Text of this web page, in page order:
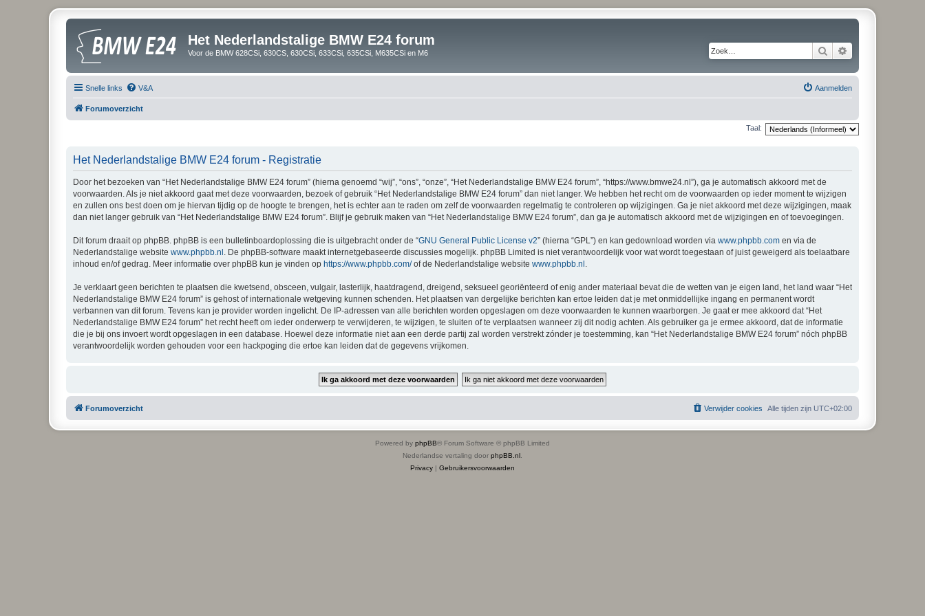
Het Nederlandstalige BMW E24 forum
Voor de BMW 628CSi, 630CS, 630CSi, 633CSi, 635CSi, M635CSi en M6 Zoek
Snelle links V&A Aanmelden
Forumoverzicht
Taal:
Het Nederlandstalige BMW E24 forum - Registratie
Door het bezoeken van “Het Nederlandstalige BMW E24 forum” (hierna genoemd “wij”, “ons”, “onze”, “Het Nederlandstalige BMW E24 forum”, “https://www.bmwe24.nl”), ga je automatisch akkoord met de
voorwaarden. Als je niet akkoord gaat met deze voorwaarden, bezoek of gebruik “Het Nederlandstalige BMW E24 forum” dan niet langer. We hebben het recht om de voorwaarden op ieder moment te wijzigen
en zullen ons best doen om je hiervan tijdig op de hoogte te brengen, het is echter aan te raden om zelf de voorwaarden regelmatig te controleren op wijzigingen. Ga je niet akkoord met deze wijzigingen, maak
dan niet langer gebruik van “Het Nederlandstalige BMW E24 forum”. Blijf je gebruik maken van “Het Nederlandstalige BMW E24 forum”, dan ga je automatisch akkoord met de wijzigingen en of toevoegingen.
Dit forum draait op phpBB. phpBB is een bulletinboardoplossing die is uitgebracht onder de “GNU General Public License v2” (hierna “GPL”) en kan gedownload worden via www.phpbb.com en via de
Nederlandstalige website www.phpbb.nl . De phpBB-software maakt internetgebaseerde discussies mogelijk. phpBB Limited is niet verantwoordelijk voor wat wordt toegestaan of juist geweigerd als toelaatbare
inhoud en/of gedrag. Meer informatie over phpBB kun je vinden op https://www.phpbb.com/of de Nederlandstalige website www.phpbb.nl .
Je verklaart geen berichten te plaatsen die kwetsend, obsceen, vulgair, lasterlijk, haatdragend, dreigend, seksueel georiënteerd of enig ander materiaal bevat die de wetten van je eigen land, het land waar “Het
Nederlandstalige BMW E24 forum” is gehost of internationale wetgeving kunnen schenden. Het plaatsen van dergelijke berichten kan ertoe leiden dat je met onmiddellijke ingang en permanent wordt
verbannen van dit forum. Tevens kan je provider worden ingelicht. De IP-adressen van alle berichten worden opgeslagen om deze voorwaarden te kunnen waarborgen. Je gaat er mee akkoord dat “Het
Nederlandstalige BMW E24 forum” het recht heeft om ieder onderwerp te verwijderen, te wijzigen, te sluiten of te verplaatsen wanneer zij dit nodig achten. Als gebruiker ga je ermee akkoord, dat de informatie
die je bij ons invoert wordt opgeslagen in een database. Hoewel deze informatie niet aan een derde partij zal worden verstrekt zónder je toestemming, kan “Het Nederlandstalige BMW E24 forum” nóch phpBB
verantwoordelijk worden gehouden voor een hackpoging die ertoe kan leiden dat de gegevens vrijkomen.
Forumoverzicht Alle tijden zijn UTC+02:00
Verwijder cookies
Powered by phpBB® Forum Software © phpBB Limited
Nederlandse vertaling door phpBB.nl
Privacy | Gebruikersvoorwaarden